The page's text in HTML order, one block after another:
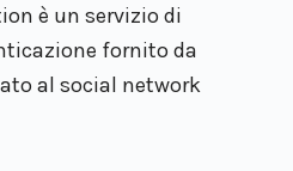
è un servizio di
fornito da
al social network